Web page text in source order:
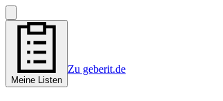
Meine Listen
Zu geberit.de